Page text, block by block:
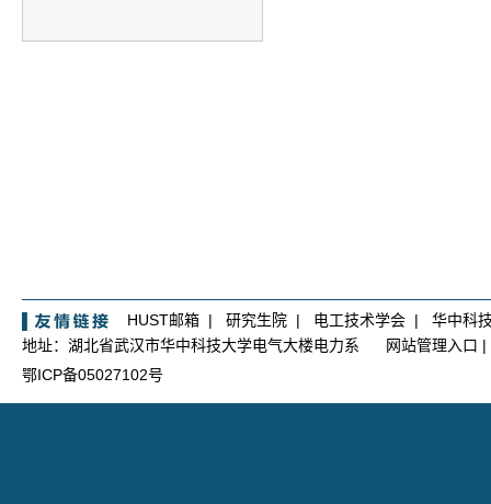
HUST邮箱 | 研究生院 | 电工技术学会 | 华中科
地址：湖北省武汉市华中科技大学电气大楼电力系
网站管理入口 |
鄂ICP备05027102号